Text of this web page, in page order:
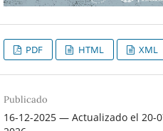
PDF HTML XML
Publicado
16-12-2025 — Actualizado el 20-